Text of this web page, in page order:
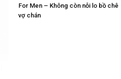
For Men – Không còn nỗi lo bồ chê
vợ chán